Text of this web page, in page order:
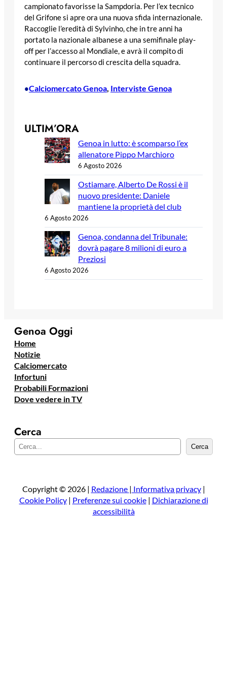
campionato favorisse la Sampdoria. Per l’ex tecnico
del Grifone si apre ora una nuova sfida internazionale.
Raccoglie l’eredità di Sylvinho, che in tre anni ha
portato la nazionale albanese a una semifinale play-
off per l’accesso al Mondiale, e avrà il compito di
continuare il percorso di crescita della squadra.
•Calciomercato Genoa, Interviste Genoa
ULTIM’ORA
Genoa in lutto: è scomparso l’ex
allenatore Pippo Marchioro
6 Agosto 2026
Ostiamare, Alberto De Rossi è il
nuovo presidente: Daniele
mantiene la proprietà del club
6 Agosto 2026
Genoa, condanna del Tribunale:
dovrà pagare 8 milioni di euro a
Preziosi
6 Agosto 2026
Genoa Oggi
Home
Notizie
Calciomercato
Infortuni
Probabili Formazioni
Dove vedere in TV
Cerca
e
a
Cerca
Copyright © 2026 | Redazione | Informativa privacy|
Cookie Policy| Preferenze sui cookie| Dichiarazione di
accessibilità